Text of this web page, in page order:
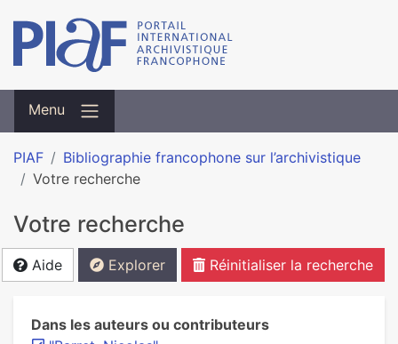
Menu
PIAF
Bibliographie francophone sur l’archivistique
Votre recherche
Votre recherche
Aide Explorer Réinitialiser la recherche
Dans les auteurs ou contributeurs